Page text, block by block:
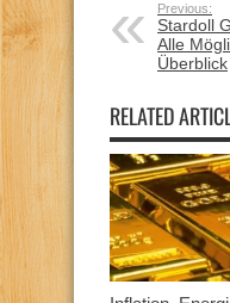
Previous:
Stardoll
Alle
Überblick
RELATED